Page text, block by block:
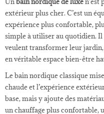
extérieur plus cher. C’est un
expérience plus confortable,
simple à utiliser au quotidien. Il
veulent transformer leur
en véritable espace bien-être
Le bain nordique classique
chaude et l’expérience
base, mais y ajoute des
un chauffage plus confortable,